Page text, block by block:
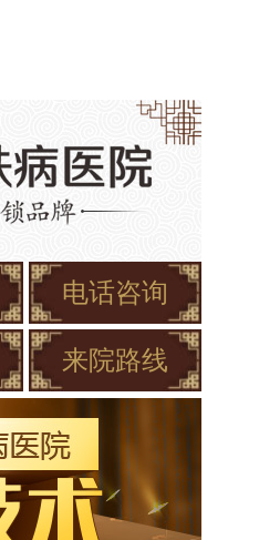
电话咨询
来院路线